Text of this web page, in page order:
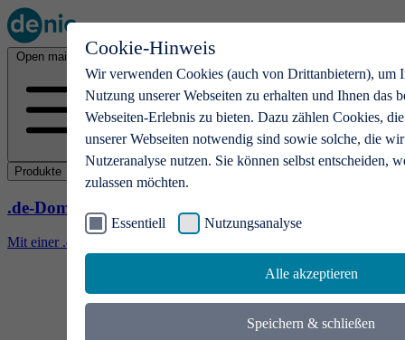
Cookie-Hinweis
Wir verwenden Cookies (auch von Drittanbietern), um
Nutzung unserer Webseiten zu erhalten und Ihnen das
Webseiten-Erlebnis zu bieten. Dazu zählen Cookies,
unserer Webseiten notwendig sind sowie solche, die
Nutzeranalyse nutzen. Sie können selbst entscheiden,
zulassen möchten.
Essentiell Nutzungsanalyse
Alle akzeptieren
Speichern & schließen
Open main menu
Produkte
.de-Domains
Mit einer .de-Domain erhalten Ideen eine Bühne